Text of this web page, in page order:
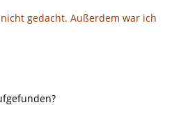
gedacht. Außerdem war ich